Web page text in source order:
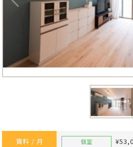
賃料 / 月 個室